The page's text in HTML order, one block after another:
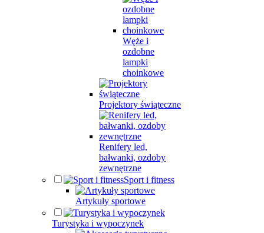
Węże i
ozdobne
lampki
choinkowe
Projektory świąteczne
Renifery led,
bałwanki, ozdoby
zewnętrzne
Sport i fitness
Artykuły sportowe
Turystyka i wypoczynek